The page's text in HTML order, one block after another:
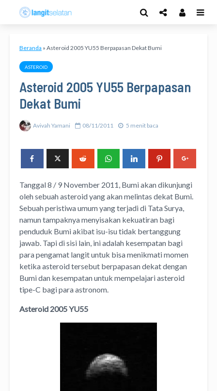
Beranda » Asteroid 2005 YU55 Berpapasan Dekat Bumi
ASTEROID
Asteroid 2005 YU55 Berpapasan
Dekat Bumi
Avivah Yamani 08/11/2011 5 menit baca
Tanggal 8 / 9 November 2011, Bumi akan dikunjungi
oleh sebuah asteroid yang akan melintas dekat Bumi.
Sebuah peristiwa umum yang terjadi di Tata Surya,
namun tampaknya menyisakan kekuatiran bagi
penduduk Bumi akibat isu-isu tidak bertanggung
jawab. Tapi di sisi lain, ini adalah kesempatan bagi
para pengamat langit untuk bisa menikmati momen
ketika asteroid tersebut berpapasan dekat dengan
Bumi dan kesempatan untuk mempelajari asteroid
tipe-C bagi para astronom.
Asteroid 2005 YU55